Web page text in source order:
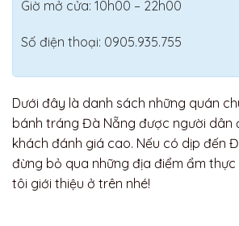
Giờ mở cửa: 10h00 – 22h00
Số điện thoại: 0905.935.755
Dưới đây là danh sách những quán
bánh tráng Đà Nẵng được người dân
khách đánh giá cao. Nếu có dịp đến
đừng bỏ qua những địa điểm ẩm
tôi giới thiệu ở trên nhé!